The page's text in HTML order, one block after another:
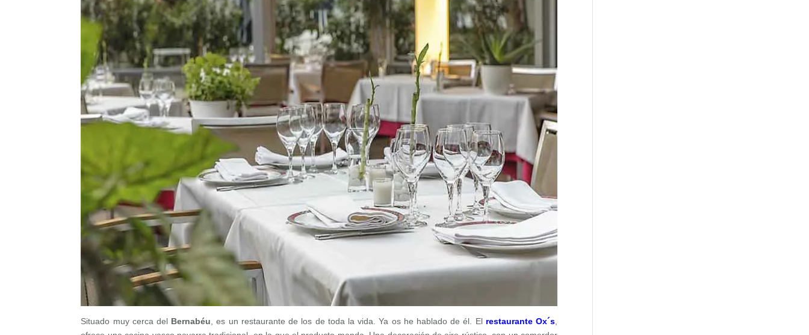
Situado muy cerca del Bernabéu, es un restaurante de los de toda la vida. Ya os he hablado de él. El restaurante Ox´s,